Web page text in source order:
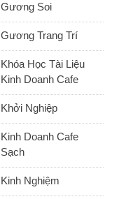
Gương Soi
Gương Trang Trí
Khóa Học Tài Liệu
Kinh Doanh Cafe
Khởi Nghiệp
Kinh Doanh Cafe
Sạch
Kinh Nghiệm